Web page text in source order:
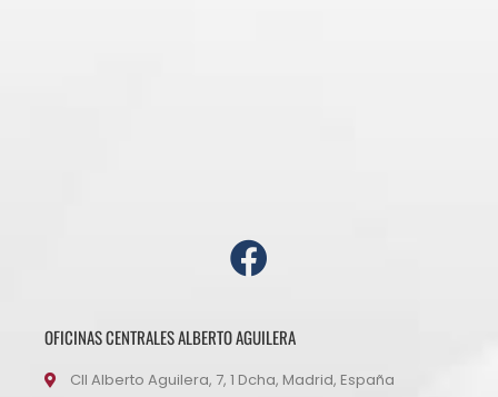
OFICINAS CENTRALES ALBERTO AGUILERA
Cll Alberto Aguilera, 7, 1 Dcha, Madrid, España